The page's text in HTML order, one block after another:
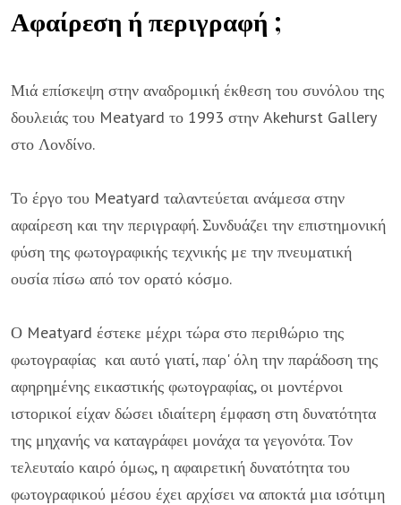
Αφαίρεση ή περιγραφή ;
Μιά επίσκεψη στην αναδρομική έκθεση του συνόλου της
δουλειάς του Meatyard το 1993 στην Akehurst Gallery
στο Λονδίνο.
Το έργο του Meatyard ταλαντεύεται ανάμεσα στην
αφαίρεση και την περιγραφή. Συνδυάζει την επιστημονική
φύση της φωτογραφικής τεχνικής με την πνευματική
ουσία πίσω από τον ορατό κόσμο.
Ο Meatyard έστεκε μέχρι τώρα στο περιθώριο της
φωτογραφίας και αυτό γιατί, παρ' όλη την παράδοση της
αφηρημένης εικαστικής φωτογραφίας, οι μοντέρνοι
ιστορικοί είχαν δώσει ιδιαίτερη έμφαση στη δυνατότητα
της μηχανής να καταγράφει μονάχα τα γεγονότα. Τον
τελευταίο καιρό όμως, η αφαιρετική δυνατότητα του
φωτογραφικού μέσου έχει αρχίσει να αποκτά μια ισότιμη